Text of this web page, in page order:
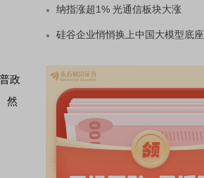
政
然
纳指涨超1% 光通信板块大涨
硅谷企业悄悄换上中国大模型底座